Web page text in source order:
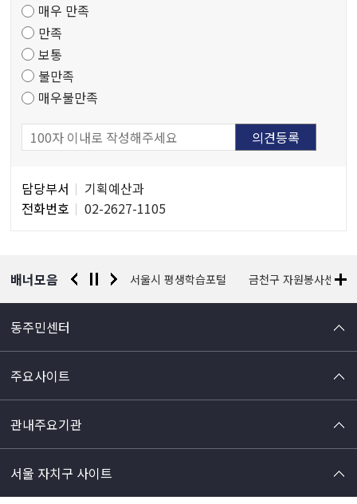
도
조
사
매우 만족
만족
보통
불만족
매우불만족
당
자
담당부서
기획예산과
전화번호
02-2627-1105
배너모음
찰청 유실물 통합포털 서울시 평생학습포털 금천구 자원봉사센터
동주민센터
주요사이트
관내주요기관
서울 자치구 사이트